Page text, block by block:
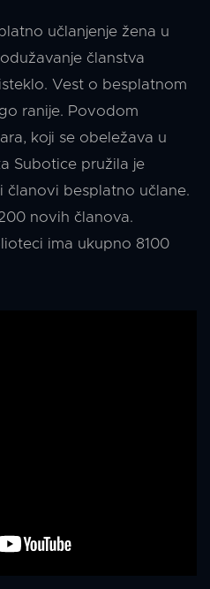
učlanjenje žena u
članstva
Vest o besplatnom
ranije. Povodom
koji se obeležava u
Subotice pružila je
članovi besplatno učlane.
novih članova.
ima ukupno 8100